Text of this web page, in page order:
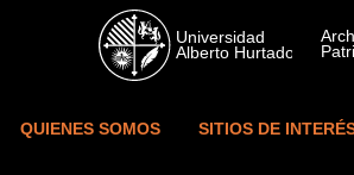
Skip to main content
QUIENES SOMOS SITIOS DE